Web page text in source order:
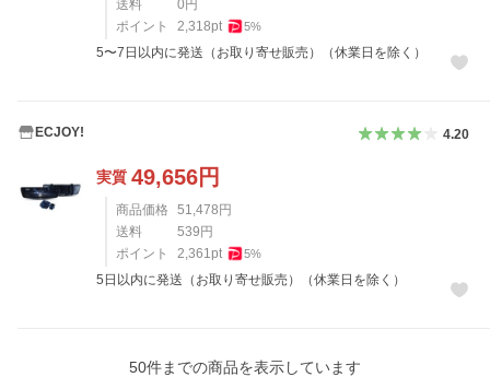
送料 0 円
ポイント
2,318pt 5%
5〜7日以内に発送（お取り寄せ販売）（休業日を除く）
ECJOY! 4.20
実質 49,656円
商品価格 51,478円
送料
539円
ポイント
2,361 pt 5%
5日以内に発送（お取り寄せ販売）（休業日を除く）
50件までの商品を表示しています